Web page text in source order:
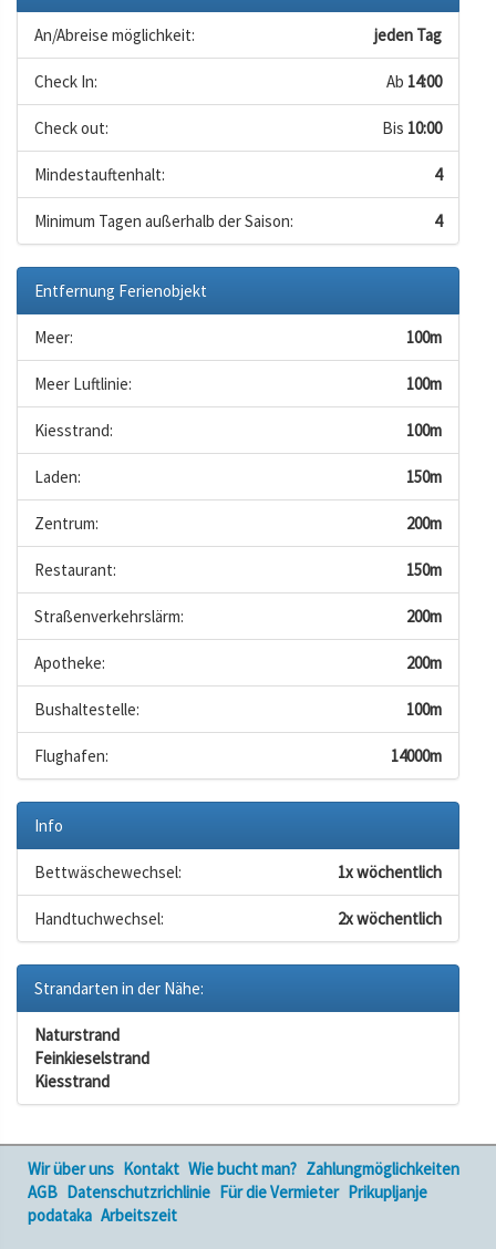
An/Abreise möglichkeit: jeden Tag
Check In: Ab 14:00
Check out: Bis 10:00
Mindestauftenhalt: 4
Minimum Tagen außerhalb der Saison: 4
Entfernung Ferienobjekt
Meer: 100m
Meer Luftlinie: 100m
Kiesstrand: 100m
Laden: 150m
Zentrum: 200m
Restaurant: 150m
Straßenverkehrslärm: 200m
Apotheke: 200m
Bushaltestelle: 100m
Flughafen: 14000m
Info
Bettwäschewechsel: 1x wöchentlich
Handtuchwechsel: 2x wöchentlich
Strandarten in der Nähe:
Naturstrand
Feinkieselstrand
Kiesstrand
Wir über uns Kontakt Wie bucht man? Zahlungmöglichkeiten
AGB Datenschutzrichlinie Für die Vermieter Prikupljanje
podataka Arbeitszeit